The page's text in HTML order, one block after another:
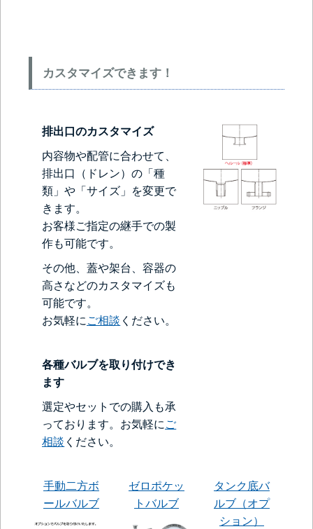
カスタマイズできます！
排出口のカスタマイズ
内容物や配管に合わせて、
排出口（ドレン）の「種
類」や「サイズ」を変更で
きます。
お客様ご指定の継手での製
作も可能です。
その他、蓋や架台、容器の
高さなどのカスタマイズも
可能です。
お気軽にご相談 ください。
各種バルブを取り付けでき
ます
選定やセットでの購入も承
っております。お気軽にご
相談 ください。
手動二方ボ
ールバルブ
ゼロポケッ
トバルブ
タンク底バ
ルブ（オプ
ション）